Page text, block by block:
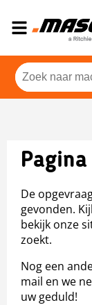
De
gevonden.
bekijk onze
zoekt.
Nog een
mail en we
uw geduld!